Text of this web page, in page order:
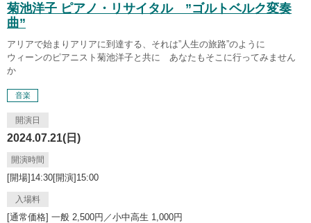
菊池洋子 ピアノ・リサイタル ”ゴルトベルク変奏
曲”
アリアで始まりアリアに到達する、それは”人生の旅路”のように
ウィーンのピアニスト菊池洋子と共に あなたもそこに行ってみません
か
音楽
開演日
2024.07.21(日)
開演時間
[開場]14:30[開演]15:00
入場料
[通常価格] 一般 2,500円／小中高生 1,000円